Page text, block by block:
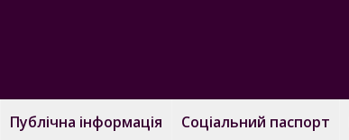
Публічна інформація Соціальний паспорт